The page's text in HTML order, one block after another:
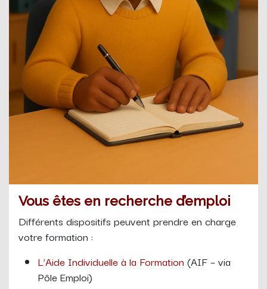
Vous êtes en recherche d’emploi
Différents dispositifs peuvent prendre en charge
votre formation :
L’Aide Individuelle à la Formation (AIF – via
Pôle Emploi)